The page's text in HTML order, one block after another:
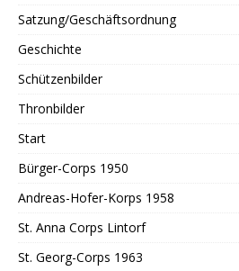
Satzung/Geschäftsordnung
Geschichte
Schützenbilder
Thronbilder
Start
Bürger-Corps 1950
Andreas-Hofer-Korps 1958
St. Anna Corps Lintorf
St. Georg-Corps 1963